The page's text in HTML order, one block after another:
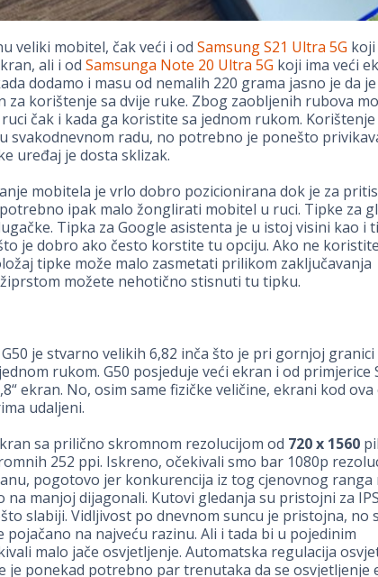
veliki mobitel, čak veći i od Samsung S21 Ultra 5G koji
ali i od Samsunga Note 20 Ultra 5G koji ima veći
dodamo i masu od nemalih 220 grama jasno je da
za korištenje sa dvije ruke. Zbog zaobljenih rubova
čak i kada ga koristite sa jednom rukom.
svakodnevnom radu, no potrebno je ponešto
uređaj je dosta sklizak.
mobitela je vrlo dobro pozicionirana dok je za
ipak malo žonglirati mobitel u ruci. Tipke za
Tipka za Google asistenta je u istoj visini kao i
je dobro ako često korstite tu opciju. Ako ne
tipke može malo zasmetati prilikom zaključavanja
možete nehotično stisnuti tu tipku.
je stvarno velikih 6,82 inča što je pri gornjoj granici
rukom. G50 posjeduje veći ekran i od primjerice
ekran. No, osim same fizičke veličine, ekrani kod ova
udaljeni.
sa prilično skromnom rezolucijom od 720 x 1560
252 ppi. Iskreno, očekivali smo bar 1080p
pogotovo jer konkurencija iz tog cjenovnog ranga
na manjoj dijagonali. Kutovi gledanja su pristojni za
slabiji. Vidljivost po dnevnom suncu je pristojna, no
pojačano na najveću razinu. Ali i tada bi u pojedinim
malo jače osvjetljenje. Automatska regulacija
je ponekad potrebno par trenutaka da se osvjetljenje